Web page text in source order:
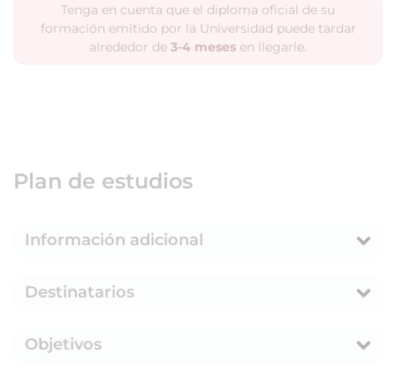
Tenga en cuenta que el diploma oficial de su
formación emitido por la Universidad puede tardar
alrededor de 3-4 meses en llegarle.
Plan de estudios
Información adicional
Destinatarios
Objetivos